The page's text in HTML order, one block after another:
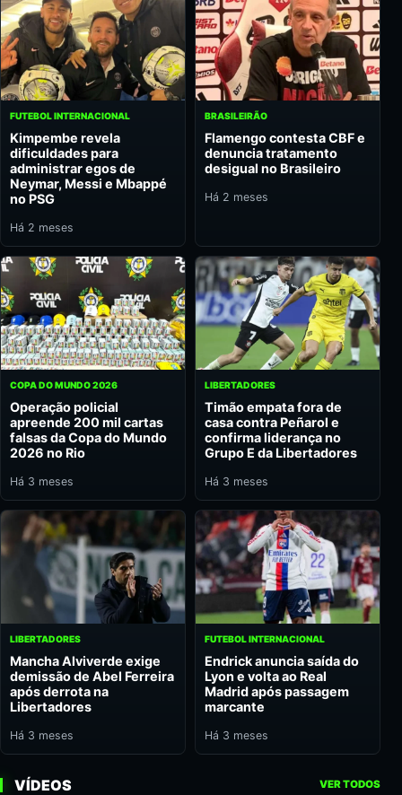
FUTEBOL INTERNACIONAL
Kimpembe revela
dificuldades para
administrar egos de
Neymar, Messi e Mbappé
no PSG
Há 2 meses
BRASILEIRÃO
Flamengo contesta CBF e
denuncia tratamento
desigual no Brasileiro
Há 2 meses
COPA DO MUNDO 2026
Operação policial
apreende 200 mil cartas
falsas da Copa do Mundo
2026 no Rio
Há 3 meses
LIBERTADORES
Timão empata fora de
casa contra Peñarol e
confirma liderança no
Grupo E da Libertadores
Há 3 meses
LIBERTADORES
Mancha Alviverde exige
demissão de Abel Ferreira
após derrota na
Libertadores
Há 3 meses
FUTEBOL INTERNACIONAL
Endrick anuncia saída do
Lyon e volta ao Real
Madrid após passagem
marcante
Há 3 meses
VÍDEOS VER TODOS